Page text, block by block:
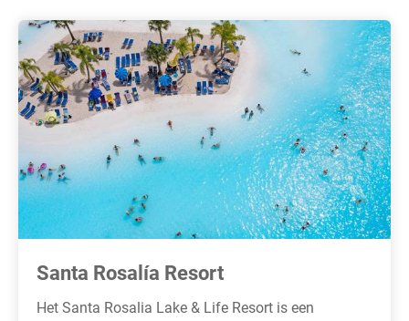
Santa Rosalía Resort
Het Santa Rosalia Lake & Life Resort is een